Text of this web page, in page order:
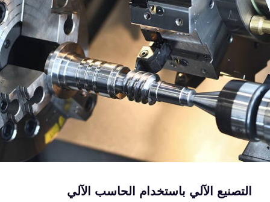
التصنيع الآلي باستخدام الحاسب الآلي